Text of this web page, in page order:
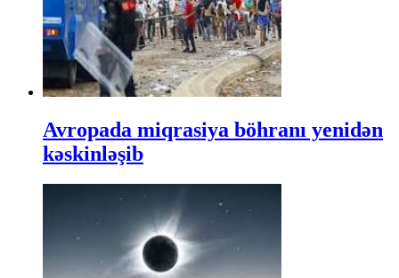
Avropada miqrasiya böhranı yenidən
kəskinləşib